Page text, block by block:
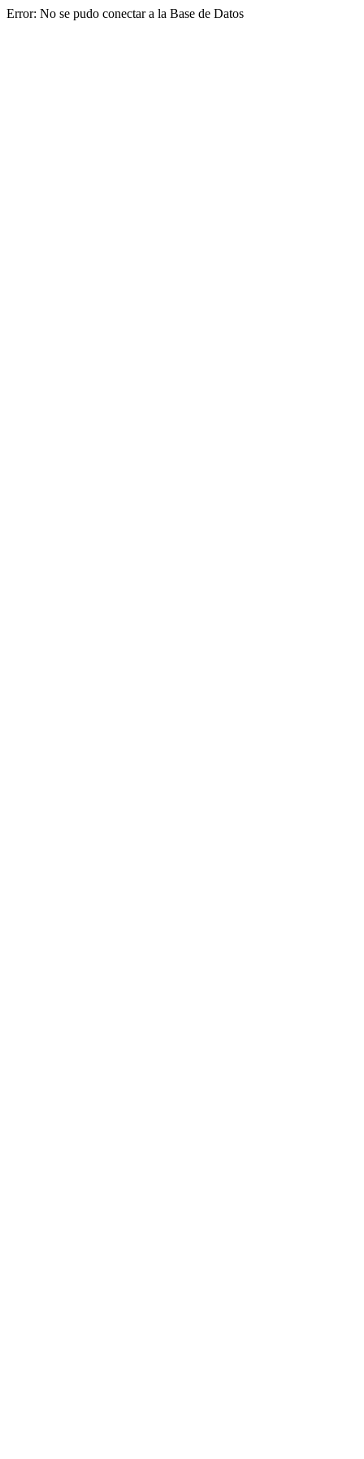
Error: No se pudo conectar a la Base de Datos